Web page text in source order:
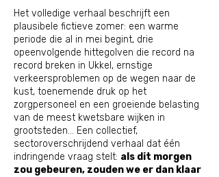
Het volledige verhaal beschrijft een
plausibele fictieve zomer: een warme
periode die al in mei begint, drie
opeenvolgende hittegolven die record na
record breken in Ukkel, ernstige
verkeersproblemen op de wegen naar de
kust, toenemende druk op het
zorgpersoneel en een groeiende belasting
van de meest kwetsbare wijken in
grootsteden… Een collectief,
sectoroverschrijdend verhaal dat één
indringende vraag stelt: als dit morgen
zou gebeuren, zouden we er dan klaar